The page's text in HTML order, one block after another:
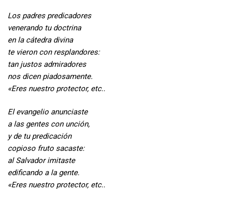
Los padres predicadores
venerando tu doctrina
en la cátedra divina
te vieron con resplandores:
tan justos admiradores
nos dicen piadosamente.
«Eres nuestro protector, etc..
El evangelio anunciaste
a las gentes con unción,
y de tu predicación
copioso fruto sacaste:
al Salvador imitaste
edificando a la gente.
«Eres nuestro protector, etc..